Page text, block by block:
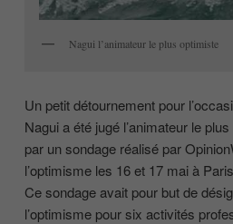
Nagui l’animateur le plus optimiste
Un petit détournement pour
Nagui a été jugé l’animateur le
par un sondage réalisé par
l’optimisme les 16 et 17 mai à
Ce sondage avait pour but de
l’optimisme pour six activités